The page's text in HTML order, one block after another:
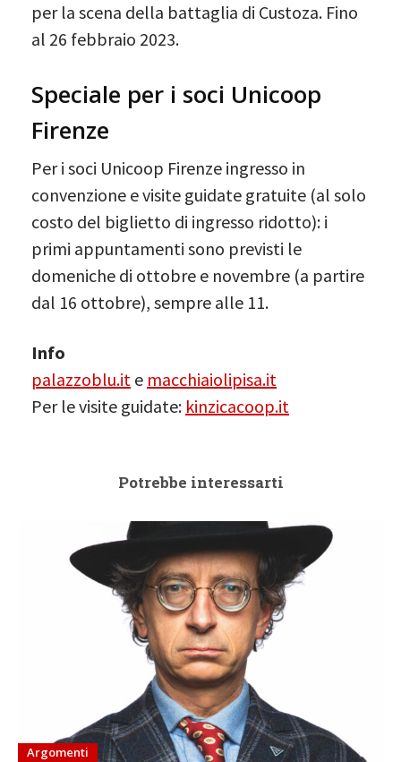
per la scena della battaglia di Custoza. Fino
al 26 febbraio 2023.
Speciale per i soci Unicoop
Firenze
Per i soci Unicoop Firenze ingresso in
convenzione e visite guidate gratuite (al solo
costo del biglietto di ingresso ridotto): i
primi appuntamenti sono previsti le
domeniche di ottobre e novembre (a partire
dal 16 ottobre), sempre alle 11.
Info
palazzoblu.it e macchiaiolipisa.it
Per le visite guidate: kinzicacoop.it
Potrebbe interessarti
Argomenti